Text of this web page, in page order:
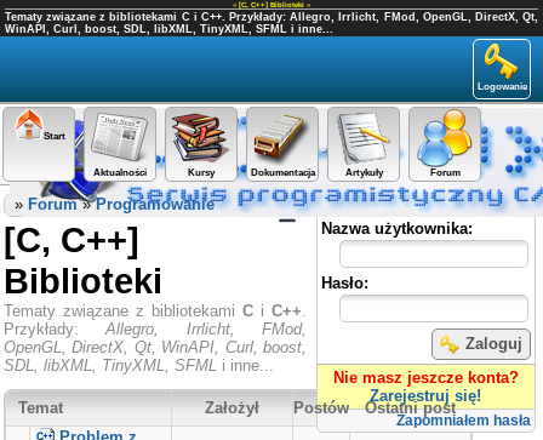
« [C, C++] Biblioteki »
Tematy związane z bibliotekami C i C++. Przykłady: Allegro, Irrlicht, FMod, OpenGL, DirectX, Qt,
WinAPI, Curl, boost, SDL, libXML, TinyXML, SFML i inne...
Logowanie
Start
Aktualności Kursy Dokumentacja Artykuły Forum
Panel użytkownika
Nazwa użytkownika:
Hasło:
Zaloguj
Nie masz jeszcze konta?
Zarejestruj się!
Zapomniałem hasła
» Forum»Programowanie
[C, C++]
Biblioteki
Tematy związane z bibliotekami C i C++.
Przykłady:Allegro, Irrlicht, FMod,
OpenGL, DirectX, Qt, WinAPI, Curl, boost,
SDL, libXML, TinyXML, SFML i inne...
Temat Założył Postów
Ostatni post